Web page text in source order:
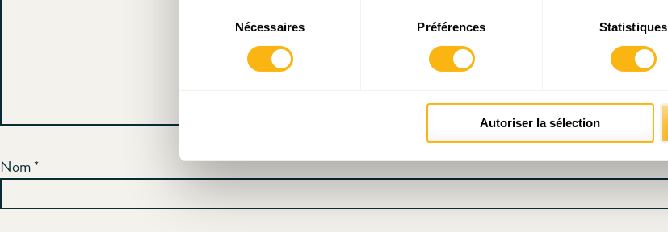
consentement
Nécessaires Préférences Statistiques
Autoriser la sélection
Nom*